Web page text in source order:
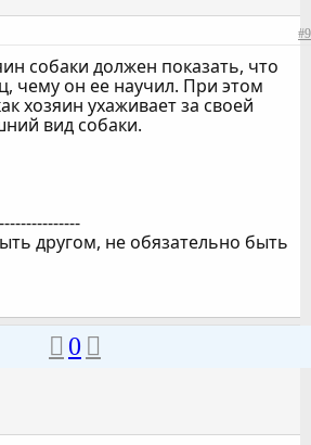
#9
собаки должен показать, что
чему он ее научил. При этом
хозяин ухаживает за своей
вид собаки.
другом, не обязательно быть
0